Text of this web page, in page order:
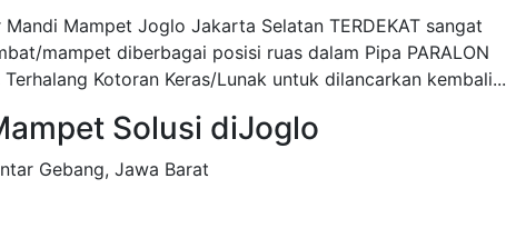
Mampet Joglo Jakarta Selatan TERDEKAT sangat
mampet diberbagai posisi ruas dalam Pipa PARALON
Kotoran Keras/Lunak untuk dilancarkan kembali...
Solusi diJoglo
Gebang, Jawa Barat